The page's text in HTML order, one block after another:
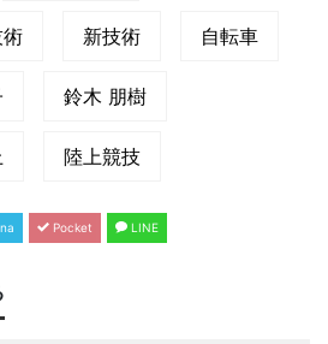
新技術 自転車
鈴木 朋樹
陸上競技
Pocket LINE